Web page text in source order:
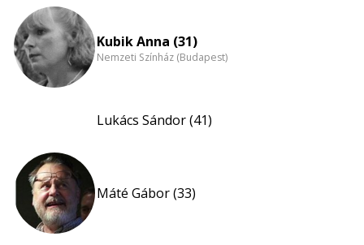
Kubik Anna (31)
Nemzeti Színház (Budapest)
Lukács Sándor (41)
Máté Gábor (33)